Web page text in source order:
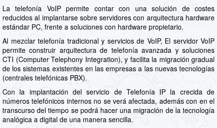
La telefonía VoIP permite contar con una solución de costes
reducidos al implantarse sobre servidores con arquitectura hardware
estándar PC, frente a soluciones con hardware propietario.
Al mezclar telefonía tradicional y servicios de VoIP, El servidor VoIP
permite construir arquitectura de telefonía avanzada y soluciones
CTI (Computer Telephony Integration), y facilita la migración gradual
de los sistemas existentes en las empresas a las nuevas tecnologías
(centrales telefónicas PBX).
Con la implantación del servicio de Telefonía IP la crecida de
números telefónicos internos no se verá afectada, además con en el
transcurso del tiempo se podrá hacer una migración de la tecnología
analógica a digital de una manera sencilla.